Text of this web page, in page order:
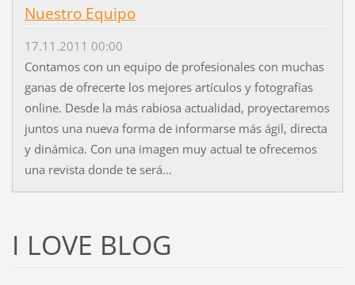
Nuestro Equipo
17.11.2011 00:00
Contamos con un equipo de profesionales con muchas
ganas de ofrecerte los mejores artículos y fotografías
online. Desde la más rabiosa actualidad, proyectaremos
juntos una nueva forma de informarse más ágil, directa
y dinámica. Con una imagen muy actual te ofrecemos
una revista donde te será...
I LOVE BLOG